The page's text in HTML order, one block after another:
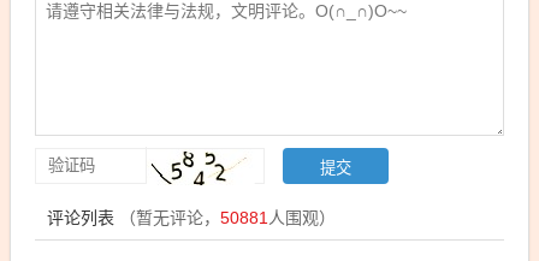
评论列表 （暂无评论， 50881人围观）